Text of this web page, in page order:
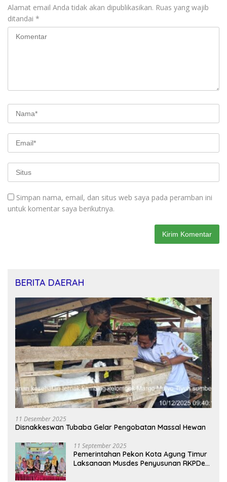
Alamat email Anda tidak akan dipublikasikan. Ruas yang wajib
ditandai *
Simpan nama, email, dan situs web saya pada peramban ini
untuk komentar saya berikutnya.
BERITA DAERAH
11 Desember 2025
Disnakkeswan Tubaba Gelar Pengobatan Massal Hewan
11 September 2025
Pemerintahan Pekon Kota Agung Timur
Laksanaan Musdes Penyusunan RKPDes